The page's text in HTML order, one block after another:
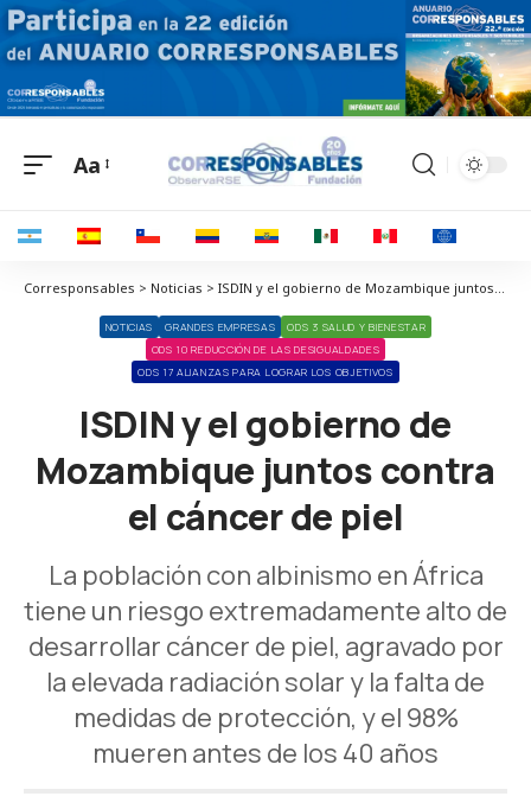
Aa
Corresponsables > Noticias > ISDIN y el gobierno de Mozambique juntos contra el cáncer de piel
NOTICIAS GRANDES EMPRESAS
ODS 3 SALUD Y BIENESTAR
ODS 10 REDUCCIÓN DE LAS DESIGUALDADES
ODS 17 ALIANZAS PARA LOGRAR LOS OBJETIVOS
ISDIN y el gobierno de
Mozambique juntos contra
el cáncer de piel
La población con albinismo en África
tiene un riesgo extremadamente alto de
desarrollar cáncer de piel, agravado por
la elevada radiación solar y la falta de
medidas de protección, y el 98%
mueren antes de los 40 años